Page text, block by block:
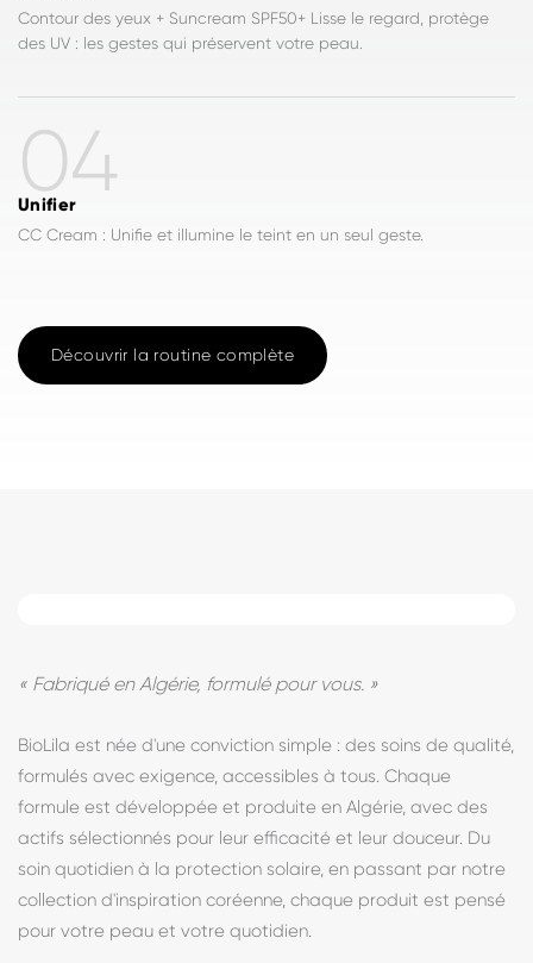
Contour des yeux + Suncream SPF50+ Lisse le regard, protège
des UV : les gestes qui préservent votre peau.
04
Unifier
CC Cream : Unifie et illumine le teint en un seul geste.
Découvrir la routine complète